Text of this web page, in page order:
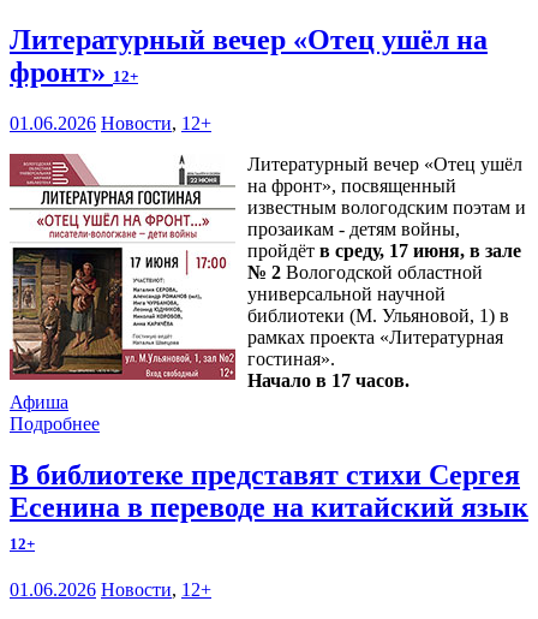
Литературный вечер «Отец ушёл на
фронт» 12+
01.06.2026 Новости, 12+
Литературный вечер «Отец ушёл
на фронт», посвященный
известным вологодским поэтам и
прозаикам - детям войны,
пройдёт в среду, 17 июня, в зале
№ 2 Вологодской областной
универсальной научной
библиотеки (М. Ульяновой, 1) в
рамках проекта «Литературная
гостиная».
Начало в 17 часов.
Афиша
Подробнее
В библиотеке представят стихи Сергея
Есенина в переводе на китайский язык
12+
01.06.2026 Новости, 12+